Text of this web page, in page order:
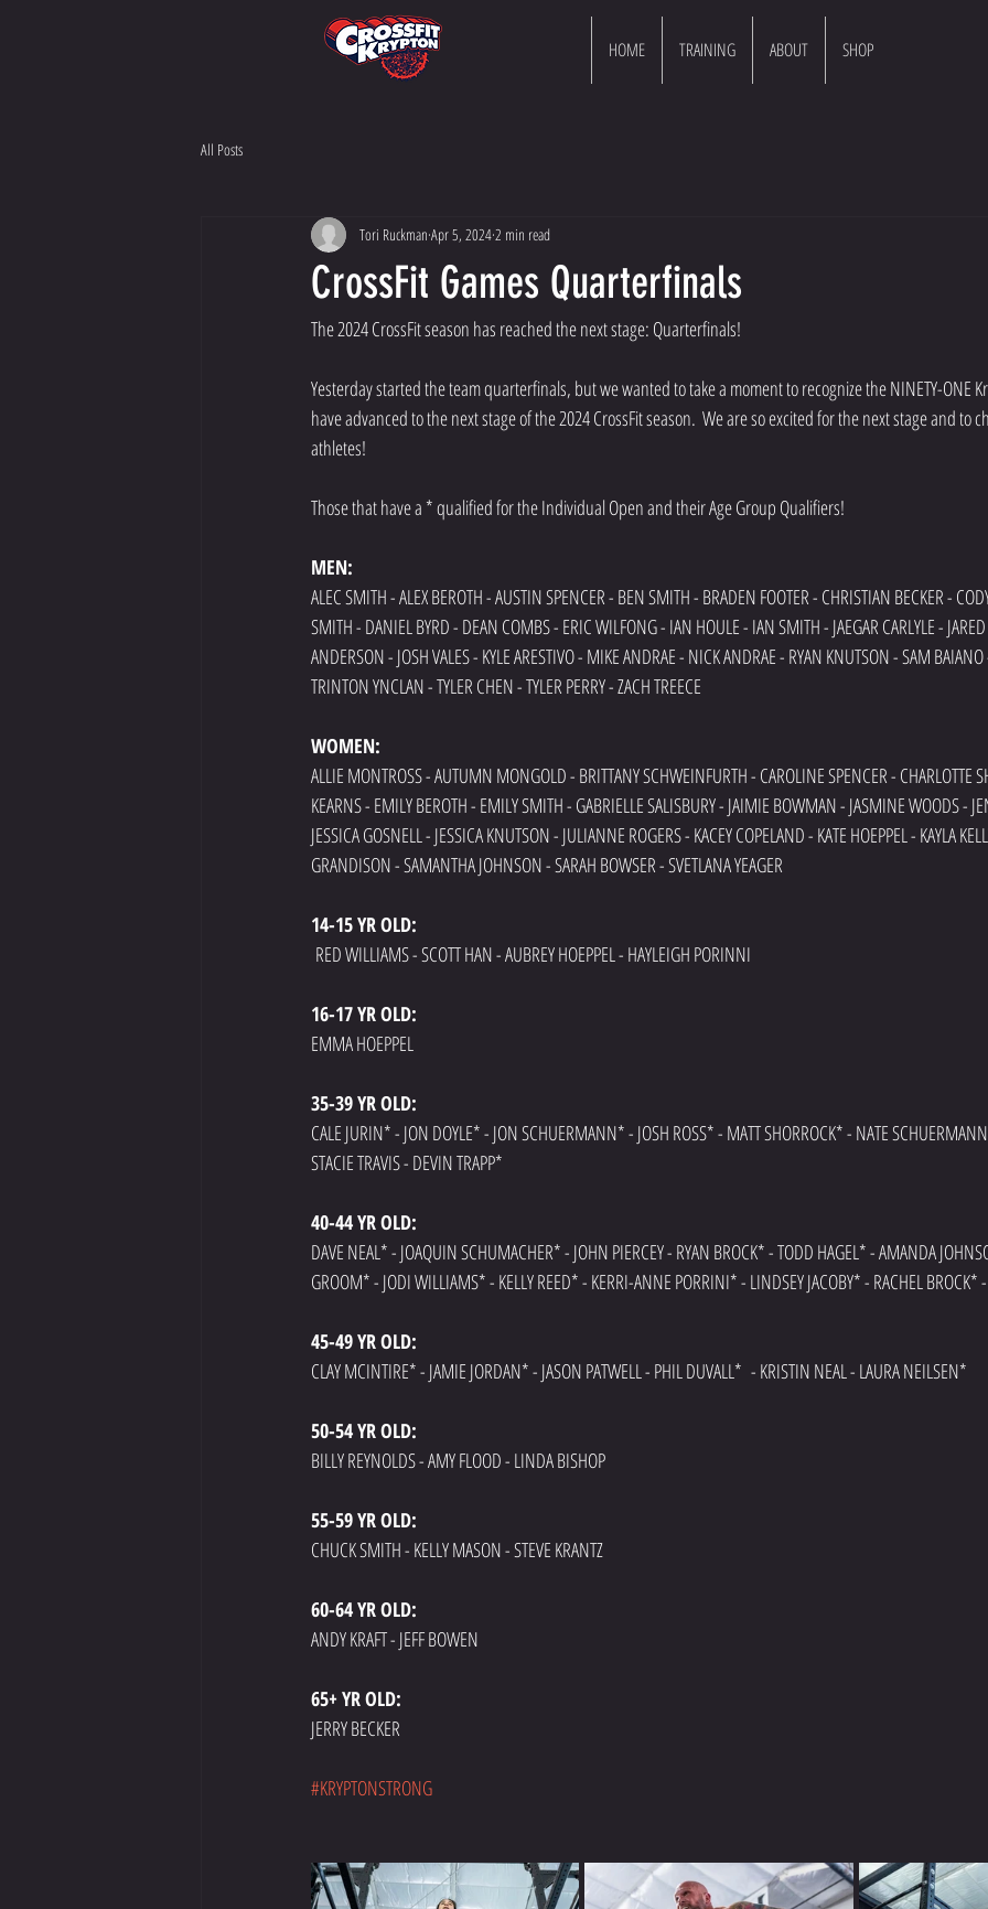
HOME TRAINING ABOUT SHOP
All Posts
CrossFit Games Quarterfinals
Tori Ruckman Apr 5, 20242 min read
The 2024 CrossFit season has reached the next stage: Quarterfinals!
Yesterday started the team quarterfinals, but we wanted to take a moment to recognize the NINETY-ONE
have advanced to the next stage of the 2024 CrossFit season.  We are so excited for the next stage and to
athletes!
Those that have a * qualified for the Individual Open and their Age Group Qualifiers!
MEN:
ALEC SMITH - ALEX BEROTH - AUSTIN SPENCER - BEN SMITH - BRADEN FOOTER - CHRISTIAN BECKER -
SMITH - DANIEL BYRD - DEAN COMBS - ERIC WILFONG - IAN HOULE - IAN SMITH - JAEGAR CARLYLE -
ANDERSON - JOSH VALES - KYLE ARESTIVO - MIKE ANDRAE - NICK ANDRAE - RYAN KNUTSON - SAM
TRINTON YNCLAN - TYLER CHEN - TYLER PERRY - ZACH TREECE
WOMEN:
ALLIE MONTROSS - AUTUMN MONGOLD - BRITTANY SCHWEINFURTH - CAROLINE SPENCER - CHARLOTTE
KEARNS - EMILY BEROTH - EMILY SMITH - GABRIELLE SALISBURY - JAIMIE BOWMAN - JASMINE WOODS -
JESSICA GOSNELL - JESSICA KNUTSON - JULIANNE ROGERS - KACEY COPELAND - KATE HOEPPEL - KAYLA
GRANDISON - SAMANTHA JOHNSON - SARAH BOWSER - SVETLANA YEAGER
14-15 YR OLD:
RED WILLIAMS - SCOTT HAN - AUBREY HOEPPEL - HAYLEIGH PORINNI
16-17 YR OLD:
EMMA HOEPPEL
35-39 YR OLD:
CALE JURIN* - JON DOYLE* - JON SCHUERMANN* - JOSH ROSS* - MATT SHORROCK* - NATE
STACIE TRAVIS - DEVIN TRAPP*
40-44 YR OLD:
DAVE NEAL* - JOAQUIN SCHUMACHER* - JOHN PIERCEY - RYAN BROCK* - TODD HAGEL* - AMANDA
GROOM* - JODI WILLIAMS* - KELLY REED* - KERRI-ANNE PORRINI* - LINDSEY JACOBY* - RACHEL BROCK*
45-49 YR OLD:
CLAY MCINTIRE* - JAMIE JORDAN* - JASON PATWELL - PHIL DUVALL*  - KRISTIN NEAL - LAURA NEILSEN*
50-54 YR OLD:
BILLY REYNOLDS - AMY FLOOD - LINDA BISHOP
55-59 YR OLD:
CHUCK SMITH - KELLY MASON - STEVE KRANTZ
60-64 YR OLD:
ANDY KRAFT - JEFF BOWEN
65+ YR OLD:
JERRY BECKER
#KRYPTONSTRONG